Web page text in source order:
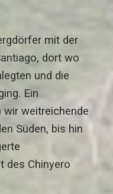
mit der
dort wo
und die
Ein
wir weitreichende
Süden, bis hin
des Chinyero